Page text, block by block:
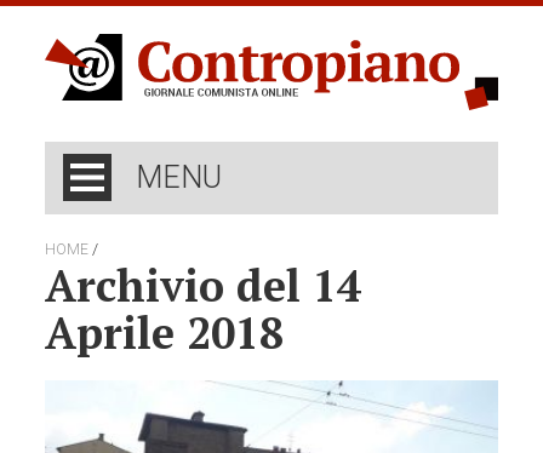
MENU
HOME /
Archivio del 14
Aprile 2018